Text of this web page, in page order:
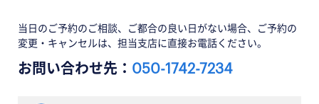
当日のご予約のご相談、ご都合の良い日がない場合、ご予約の
変更・キャンセルは、担当支店に直接お電話ください。
お問い合わせ先： 050-1742-7234